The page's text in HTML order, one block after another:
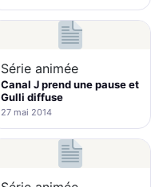
Série animée
Canal J prend une pause et
Gulli diffuse
27 mai 2014